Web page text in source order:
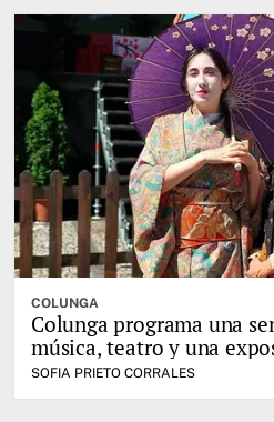
COLUNGA
Colunga programa una
música, teatro y una
SOFIA PRIETO CORRALES